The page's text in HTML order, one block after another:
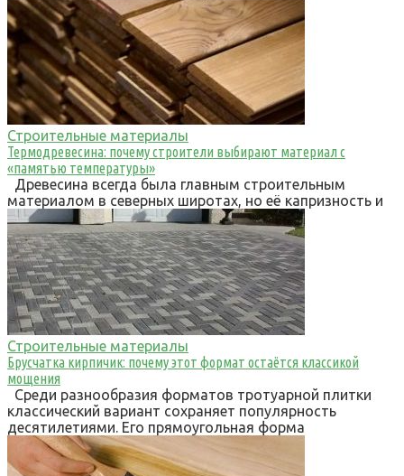
Строительные материалы
Термодревесина: почему строители выбирают материал с
«памятью температуры»
Древесина всегда была главным строительным
материалом в северных широтах, но её капризность и
Строительные материалы
Брусчатка кирпичик: почему этот формат остаётся классикой
мощения
Среди разнообразия форматов тротуарной плитки
классический вариант сохраняет популярность
десятилетиями. Его прямоугольная форма